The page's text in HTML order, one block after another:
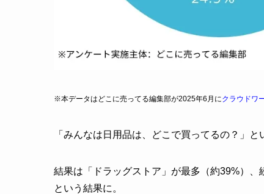
※本データはどこに売ってる編集部が2025年6月にクラウドワ
「みんなは日用品は、どこで買ってるの？」
結果は「ドラッグストア」が最多（約39%）、
という結果に。